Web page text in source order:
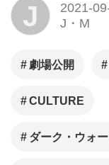
J
2021-
J・M
劇場公開
CULTURE
ダーク・ウォ